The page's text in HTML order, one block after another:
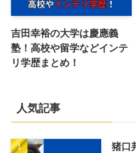
吉田幸裕の大学は慶應義
塾！高校や留学などインテ
リ学歴まとめ！
人気記事
猪口